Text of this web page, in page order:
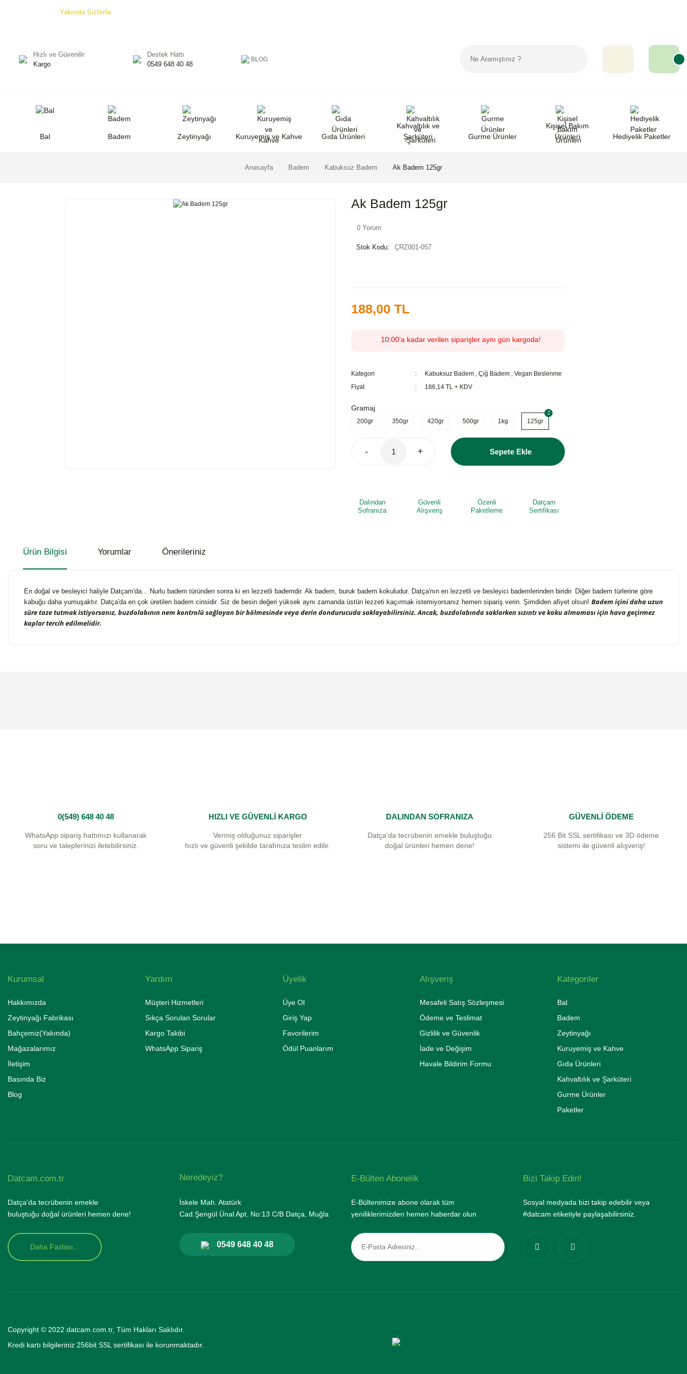
Yakında Sizlerle
Hızlı ve Güvenilir
Kargo
Destek Hattı
0549 648 40 48
BLOG
Bal Badem Zeytinyağı Kuruyemiş ve Kahve Gıda Ürünleri
Kahvaltılık ve
Şarküteri
Gurme Ürünler
Kişisel Bakım
Ürünleri
Hediyelik Paketler
Anasayfa Badem Kabuksuz Badem Ak Badem 125gr
Ak Badem 125gr
0 Yorum
Stok Kodu: ÇRZ001-057
188,00 TL
10:00’a kadar verilen siparişler aynı gün kargoda!
Kategori Kabuksuz Badem ,Çiğ Badem ,Vegan Beslenme
Fiyat
186,14 TL + KDV
Gramaj
200gr 350gr 420gr 500gr 1kg 125gr
- + Sepete Ekle
Dalından
Sofranıza
Güvenli
Alışveriş
Özenli
Paketleme
Datçam
Sertifikası
Ürün Bilgisi Yorumlar Önerileriniz
En doğal ve besleyici haliyle Datçam'da... Nurlu badem türünden sonra ki en lezzetli bademdir. Ak badem, buruk badem kokuludur. Datça'nın en lezzetli ve besleyici bademlerinden biridir. Diğer badem türlerine göre
kabuğu daha yumuşaktır. Datça'da en çok üretilen badem cinsidir. Siz de besin değeri yüksek aynı zamanda üstün lezzeti kaçırmak istemiyorsanız hemen sipariş verin. Şimdiden afiyet olsun! Badem içini daha uzun
süre taze tutmak istiyorsanız, buzdolabının nem kontrolü sağlayan bir bölmesinde veya derin dondurucuda saklayabilirsiniz. Ancak, buzdolabında saklarken sızıntı ve koku almaması için hava geçirmez
kaplar tercih edilmelidir.
0(549) 648 40 48
WhatsApp sipariş hattımızı kullanarak
soru ve taleplerinizi iletebilirsiniz.
HIZLI VE GÜVENLİ KARGO
Vermiş olduğunuz siparişler
hızlı ve güvenli şekilde tarafınıza teslim edilir.
DALINDAN SOFRANIZA
Datça’da tecrübenin emekle buluştuğu
doğal ürünleri hemen dene!
GÜVENLİ ÖDEME
256 Bit SSL sertifikası ve 3D ödeme
sistemi ile güvenli alışveriş!
Kurumsal
Hakkımızda
Zeytinyağı Fabrikası
Bahçemiz(Yakında)
Mağazalarımız
İletişim
Basında Biz
Blog
Yardım
Müşteri Hizmetleri
Sıkça Sorulan Sorular
Kargo Takibi
WhatsApp Sipariş
Üyelik
Üye Ol
Giriş Yap
Favorilerim
Ödül Puanlarım
Alışveriş
Mesafeli Satış Sözleşmesi
Ödeme ve Teslimat
Gizlilik ve Güvenlik
İade ve Değişim
Havale Bildirim Formu
Kategoriler
Bal
Badem
Zeytinyağı
Kuruyemiş ve Kahve
Gıda Ürünleri
Kahvaltılık ve Şarküteri
Gurme Ürünler
Paketler
Datcam.com.tr
Datça’da tecrübenin emekle
buluştuğu doğal ürünleri hemen dene!
Daha Fazlası...
Neredeyiz?
İskele Mah. Atatürk
Cad.Şengül Ünal Apt. No:13 C/B Datça, Muğla
0549 648 40 48
E-Bülten Abonelik
E-Bültenimize abone olarak tüm
yeniliklerimizden hemen haberdar olun
Bizi Takip Edin!
Sosyal medyada bizi takip edebilir veya
#datcam etiketiyle paylaşabilirsiniz.
Copyright © 2022 datcam.com.tr, Tüm Hakları Saklıdır.
Kredi kartı bilgileriniz 256bit SSL sertifikası ile korunmaktadır.